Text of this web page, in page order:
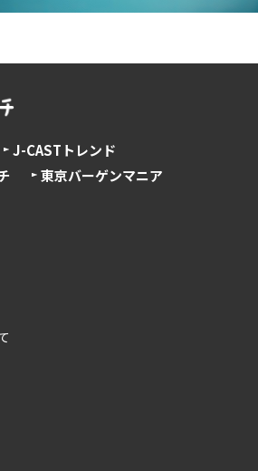
J-CASTトレンド
東京バーゲンマニア